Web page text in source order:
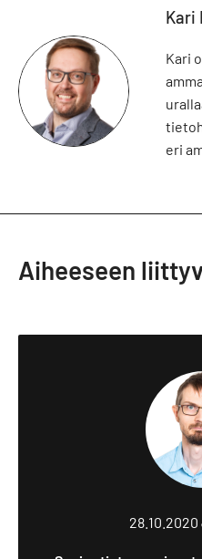
Kari
Kari
eri
Aiheeseen
28.10.2020